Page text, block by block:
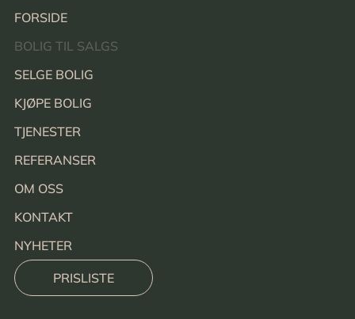
FORSIDE
BOLIG TIL SALGS
SELGE BOLIG
KJØPE BOLIG
TJENESTER
REFERANSER
OM OSS
KONTAKT
NYHETER
PRISLISTE